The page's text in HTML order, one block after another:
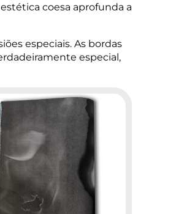
coesa aprofunda a
especiais. As bordas
especial,